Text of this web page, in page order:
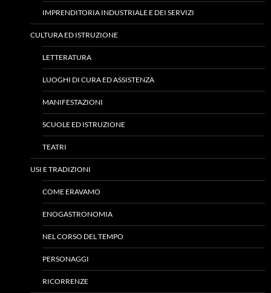
IMPRENDITORIA INDUSTRIALE E DEI SERVIZI
CULTURA ED ISTRUZIONE
LETTERATURA
LUOGHI DI CURA ED ASSISTENZA
MANIFESTAZIONI
SCUOLE ED ISTRUZIONE
TEATRI
USI E TRADIZIONI
COME ERAVAMO
ENOGASTRONOMIA
NEL CORSO DEL TEMPO
PERSONAGGI
RICORRENZE